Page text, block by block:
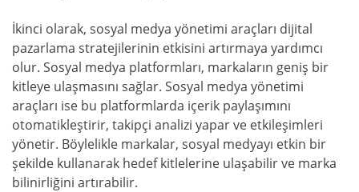
İkinci olarak, sosyal medya yönetimi araçları dijital
pazarlama stratejilerinin etkisini artırmaya yardımcı
olur. Sosyal medya platformları, markaların geniş bir
kitleye ulaşmasını sağlar. Sosyal medya yönetimi
araçları ise bu platformlarda içerik paylaşımını
otomatikleştirir, takipçi analizi yapar ve etkileşimleri
yönetir. Böylelikle markalar, sosyal medyayı etkin bir
şekilde kullanarak hedef kitlelerine ulaşabilir ve marka
bilinirliğini artırabilir.